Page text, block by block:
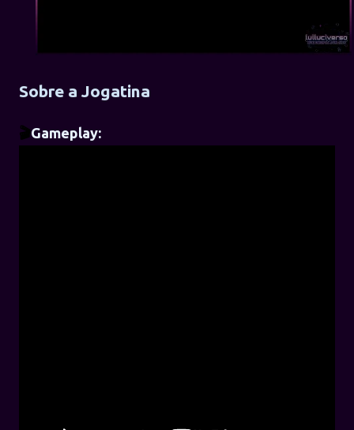
Sobre a Jogatina
🎬Gameplay: